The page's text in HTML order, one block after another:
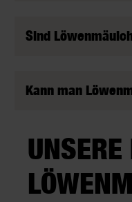
Sind
Kann man